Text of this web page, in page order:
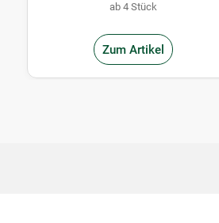
ab 4 Stück
Zum Artikel